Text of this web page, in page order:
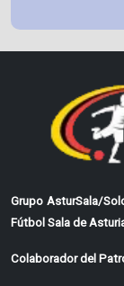
Grupo AsturSala/
Fútbol Sala de
Colaborador del